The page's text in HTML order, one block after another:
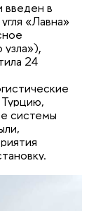
введен в
«Лавна»
24
системы